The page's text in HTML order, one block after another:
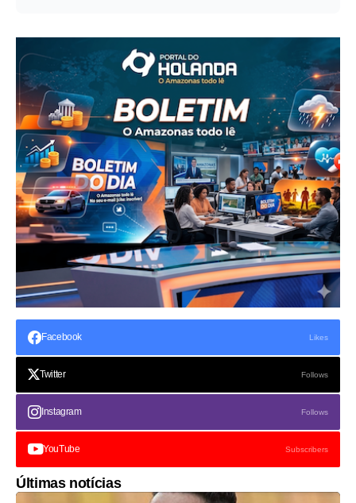
Facebook Likes
Twitter Follows
Instagram Follows
YouTube Subscribers
Últimas notícias